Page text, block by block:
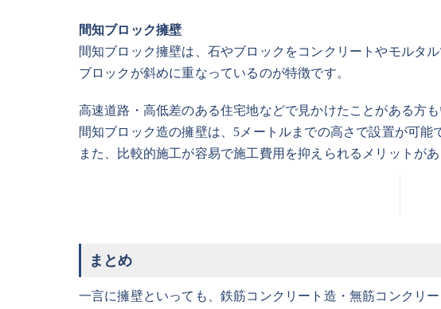
間知ブロック擁壁
間知ブロック擁壁は、石やブロックをコンクリートやモルタ
ブロックが斜めに重なっているのが特徴です。
高速道路・高低差のある住宅地などで見かけたことがある方
間知ブロック造の擁壁は、5メートルまでの高さで設置が可能
また、比較的施工が容易で施工費用を抑えられるメリットがあ
まとめ
一言に擁壁といっても、鉄筋コンクリート造・無筋コンクリ